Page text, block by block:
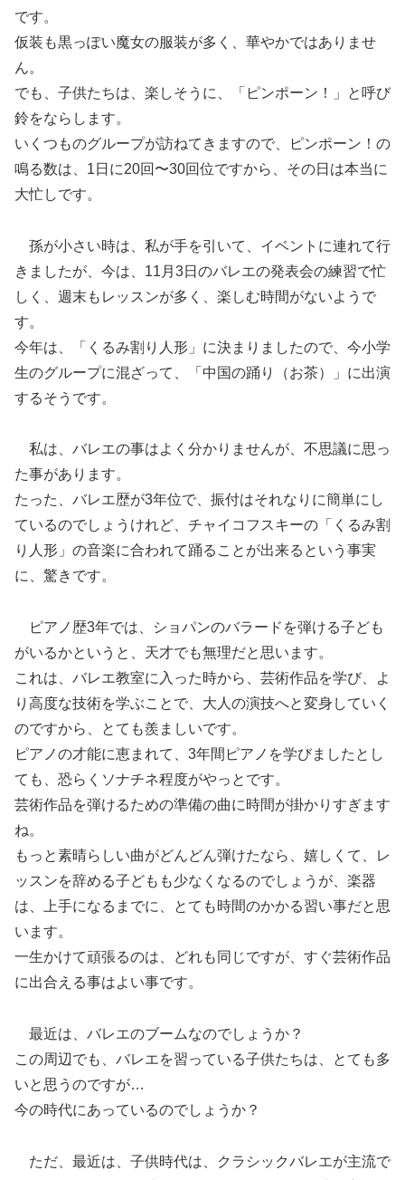
です。
仮装も黒っぽい魔女の服装が多く、華やかではありませ
ん。
でも、子供たちは、楽しそうに、「ピンポーン！」と呼び
鈴をならします。
いくつものグループが訪ねてきますので、ピンポーン！の
鳴る数は、1日に20回〜30回位ですから、その日は本当に
大忙しです。
孫が小さい時は、私が手を引いて、イベントに連れて行
きましたが、今は、11月3日のバレエの発表会の練習で忙
しく、週末もレッスンが多く、楽しむ時間がないようで
す。
今年は、「くるみ割り人形」に決まりましたので、今小学
生のグループに混ざって、「中国の踊り（お茶）」に出演
するそうです。
私は、バレエの事はよく分かりませんが、不思議に思っ
た事があります。
たった、バレエ歴が3年位で、振付はそれなりに簡単にし
ているのでしょうけれど、チャイコフスキーの「くるみ割
り人形」の音楽に合われて踊ることが出来るという事実
に、驚きです。
ピアノ歴3年では、ショパンのバラードを弾ける子ども
がいるかというと、天才でも無理だと思います。
これは、バレエ教室に入った時から、芸術作品を学び、よ
り高度な技術を学ぶことで、大人の演技へと変身していく
のですから、とても羨ましいです。
ピアノの才能に恵まれて、3年間ピアノを学びましたとし
ても、恐らくソナチネ程度がやっとです。
芸術作品を弾けるための準備の曲に時間が掛かりすぎます
ね。
もっと素晴らしい曲がどんどん弾けたなら、嬉しくて、レ
ッスンを辞める子どもも少なくなるのでしょうが、楽器
は、上手になるまでに、とても時間のかかる習い事だと思
います。
一生かけて頑張るのは、どれも同じですが、すぐ芸術作品
に出合える事はよい事です。
最近は、バレエのブームなのでしょうか？
この周辺でも、バレエを習っている子供たちは、とても多
いと思うのですが…
今の時代にあっているのでしょうか？
ただ、最近は、子供時代は、クラシックバレエが主流で